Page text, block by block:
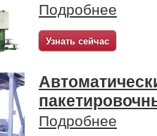
Подробнее
Узнать сейчас
Подробнее